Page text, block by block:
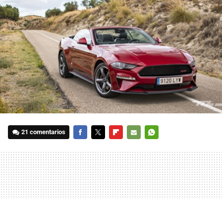
21 comentarios
MAIL